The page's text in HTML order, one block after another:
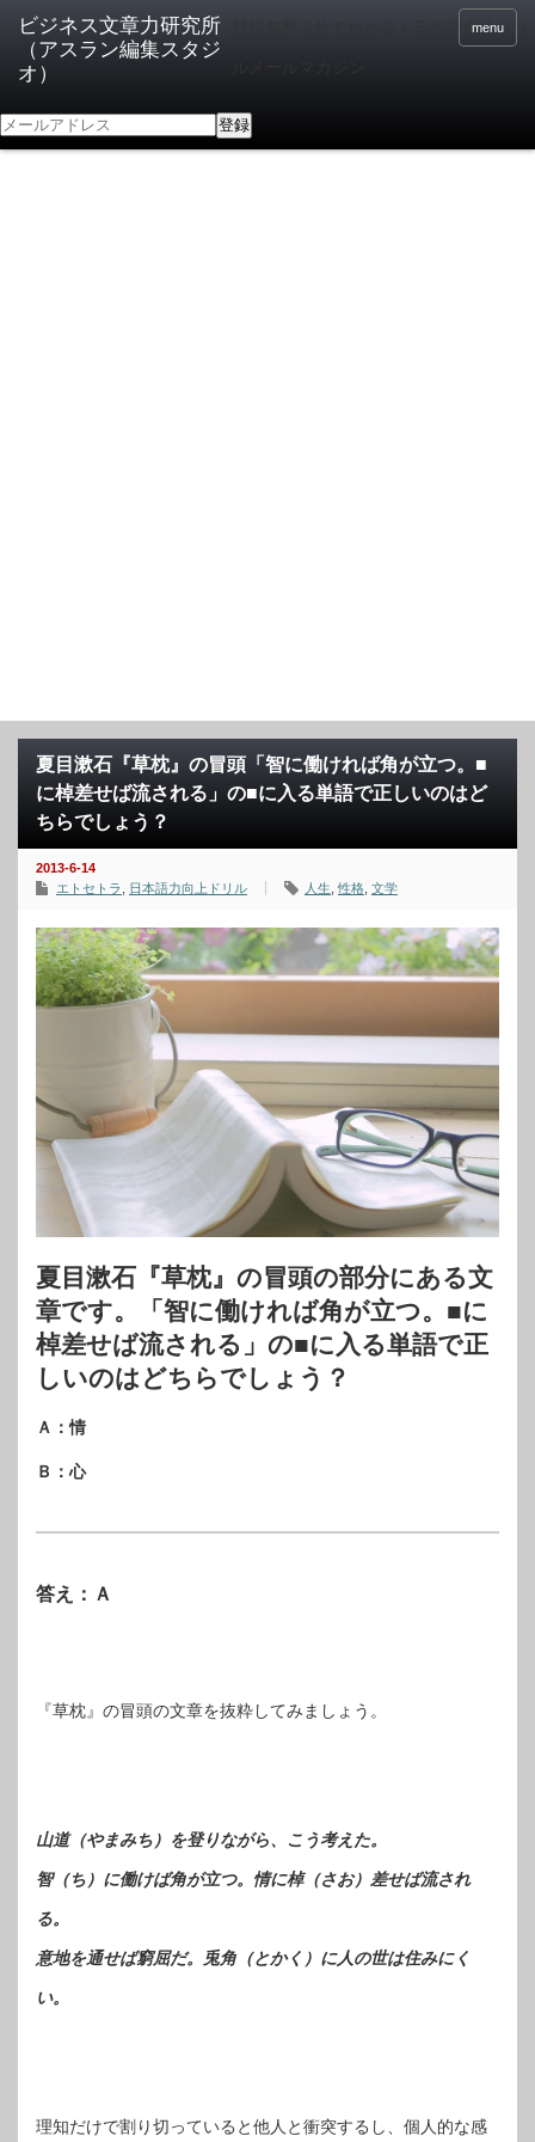
menu
登録無料 2分でわかる！日本語向上ドリ
夏目漱石『草枕』の冒頭「智に働ければ角が立つ。■
に棹差せば流される」の■に入る単語で正しいのはど
ちらでしょう？
2013-6-14
エトセトラ
日本語力向上ドリル 人生 ,性格 文学
夏目漱石『草枕』の冒頭の部分にある文
章です。「智に働ければ角が立つ。■に
棹差せば流される」の■に入る単語で正
しいのはどちらでしょう？
Ａ：情
Ｂ：心
答え：Ａ
『草枕』の冒頭の文章を抜粋してみましょう。
山道（やまみち）を登りながら、こう考えた。
智（ち）に働けば角が立つ。情に棹（さお）差せば流され
る。
意地を通せば窮屈だ。兎角（とかく）に人の世は住みにく
い。
理知だけで割り切っていると他人と衝突するし、個人的な感